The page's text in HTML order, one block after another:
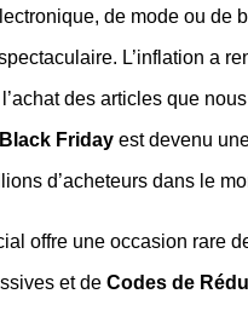
de mode ou de
L’inflation a
des articles que
Black Friday est devenu
d’acheteurs dans le
offre une occasion rare
et de Codes de